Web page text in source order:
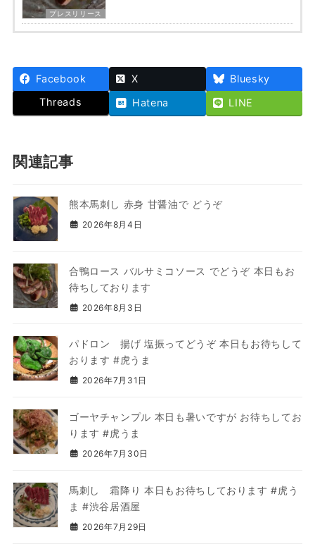
プレスリリース
Facebook X
Bluesky
Threads
Hatena LINE
関連記事
熊本馬刺し 赤身 甘醤油で どうぞ
2026年8月4日
合鴨ロース バルサミコソース でどうぞ 本日もお
待ちしております
2026年8月3日
パドロン 揚げ 塩振ってどうぞ 本日もお待ちして
おります #虎うま
2026年7月31日
ゴーヤチャンプル 本日も暑いですが お待ちしてお
ります #虎うま
2026年7月30日
馬刺し 霜降り 本日もお待ちしております #虎う
ま #渋谷居酒屋
2026年7月29日